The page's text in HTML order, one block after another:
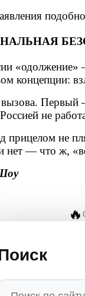
не
прицелом не
— что ж,
🔥